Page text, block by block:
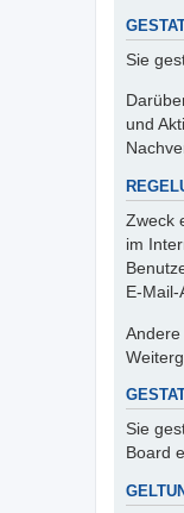
Sie
und
Zweck
im
E-
Sie
Board